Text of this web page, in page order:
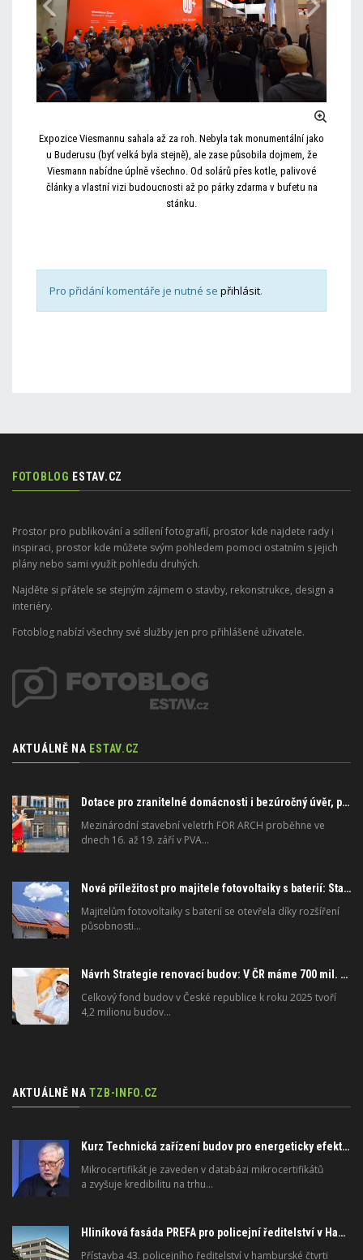
Expozice Viesmannu sahala až za roh. Nebyla tak monumentální jako
u Buderusu (byť velká byla stejně), ale zase působila dojmem, že
Viesmann nabídne úplně všechno. Od solárů přes kotle, palivové
články a vlastní vizi budoucnosti až po párky zdarma v bufetu na
stánku.
Pro přidání komentáře je nutné se přihlásit.
FOTOBLOG ESTAV.CZ
Prostor pro publikování a sdílení fotografií, prostor kde najdete rady i
inspiraci, prostor kde můžete svým pohledem pomoci ostatním s jejich
plány nebo sami využít pohledu druhých.
Najděte si přátele se stejným zájmem o stavby, rekonstrukce, design a
interiéry.
Fotoblog nabízí všechny své služby jen pro přihlášené uživatele.
AKTUÁLNĚ NA ESTAV.CZ
Dotace pro zranitelné domácnosti i bezúročný úvěr, poradenství na veletrhu FOR ARCH
Mezinárodní stavební veletrh FOR ARCH proběhne ve
dnech 16. až 19. září v PVA…
Nová příležitost pro majitele fotovoltaiky s baterií: Stabilizujte elektrickou síť
Majitelům fotovoltaiky s baterií se otevřela díky rozšíření
působnosti…
Návrh Strategie renovací budov: V ČR máme 700 mil. čtverečních metrů podlahové plochy v budovách
Celkový fond budov v České republice k roku 2025 tvoří
4,2 milionu budov…
AKTUÁLNĚ NA TZB-INFO.CZ
Kurz Technická zařízení budov pro energeticky efektivní a zdravé budovy na FSv ČVUT
Mikrocertifikát je zaveden v databázi mikrocertifikátů
a zvyšuje kredibilitu na trhu…
Hliníková fasáda PREFA pro policejní ředitelství v Hamburku: technické řešení s dlouhou životností
Přístavba 43. policejního ředitelství v hamburské čtvrti